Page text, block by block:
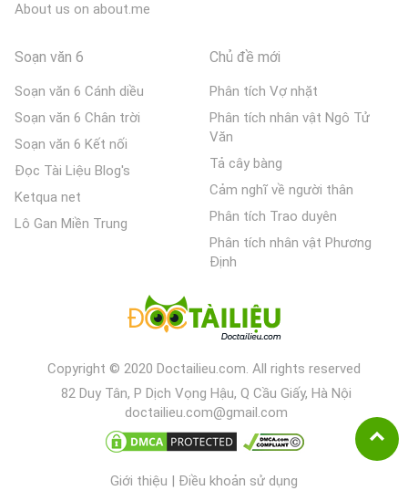
About us on about.me
Soạn văn 6
Soạn văn 6 Cánh diều
Soạn văn 6 Chân trời
Soạn văn 6 Kết nối
Đọc Tài Liệu Blog's
Ketqua net
Lô Gan Miền Trung
Chủ đề mới
Phân tích Vợ nhặt
Phân tích nhân vật Ngô Tử
Văn
Tả cây bàng
Cảm nghĩ về người thân
Phân tích Trao duyên
Phân tích nhân vật Phương
Định
Copyright © 2020 Doctailieu.com. All rights reserved
82 Duy Tân, P Dịch Vọng Hậu, Q Cầu Giấy, Hà Nội
doctailieu.com@gmail.com
Giới thiệu | Điều khoản sử dụng